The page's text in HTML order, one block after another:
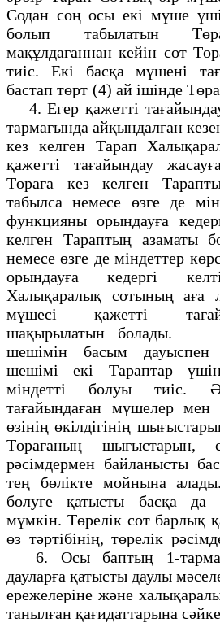
Содан соң осы екі мүше
болып табылатын
мақұлдағаннан кейін сот
тиіс. Екі басқа мүшені
бастап төрт (4) ай ішінде
4. Егер қажетті
тармағында айқындалған
кез келген Тарап
қажетті тағайындау
Төраға кез келген
табылса немесе өзге де
функцияны орындауға
келген Тараптың азаматы
немесе өзге де міндеттер
орындауға кедергі
Халықаралық сотының аға
мүшесі қажетті
шақырылатын болады.
шешімін басым
шешімі екі Тараптар
міндетті болуы тиіс.
тағайындаған мүшелер мен
өзінің өкілдігінің
Төрағаның шығыстарын,
рәсімдермен байланысты
тең бөлікте мойнына
бөлуге қатысты басқа да
мүмкін. Төрелік сот барлық
өз тәртібінің, төрелік
6. Осы баптың 1-
дауларға қатысты даулы
ережелеріне және
танылған қағидаттарына